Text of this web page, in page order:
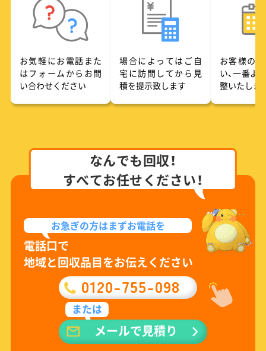
お気軽にお電話また
はフォームからお問
い合わせください
場合によってはご自
宅に訪問してから見
積を提示致します
お客様の
い、一番よ
整いたしま
なんでも回収！
すべてお任せください！
お急ぎの方はまずお電話を
電話口で
地域と回収品目をお伝えください
0120-755-098
または
メールで見積り